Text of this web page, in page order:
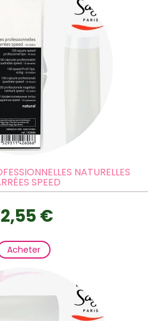
NATURELLES
SPEED
€
Acheter